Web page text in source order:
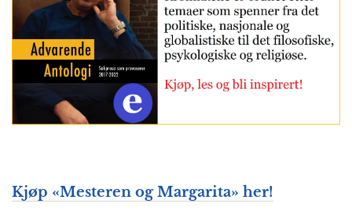
Kjøp «Mesteren og Margarita» her!